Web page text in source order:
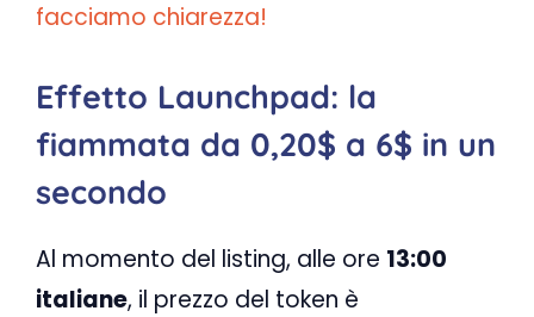
facciamo chiarezza!
Effetto Launchpad: la
fiammata da 0,20$ a 6$ in un
secondo
Al momento del listing, alle ore 13:00
italiane, il prezzo del token è